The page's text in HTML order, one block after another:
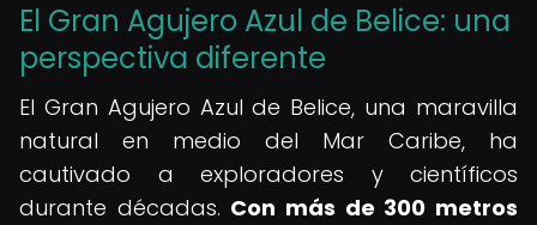
El Gran Agujero Azul de Belice: una
perspectiva diferente
El Gran Agujero Azul de Belice, una maravilla
natural en medio del Mar Caribe, ha
cautivado a exploradores y científicos
durante décadas. Con más de 300 metros